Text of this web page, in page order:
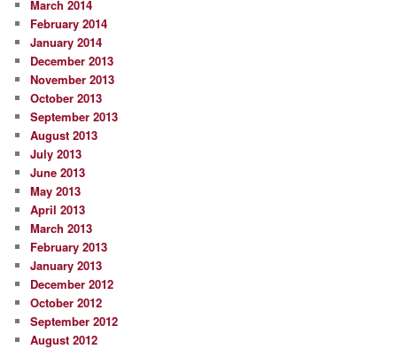
March 2014
February 2014
January 2014
December 2013
November 2013
October 2013
September 2013
August 2013
July 2013
June 2013
May 2013
April 2013
March 2013
February 2013
January 2013
December 2012
October 2012
September 2012
August 2012